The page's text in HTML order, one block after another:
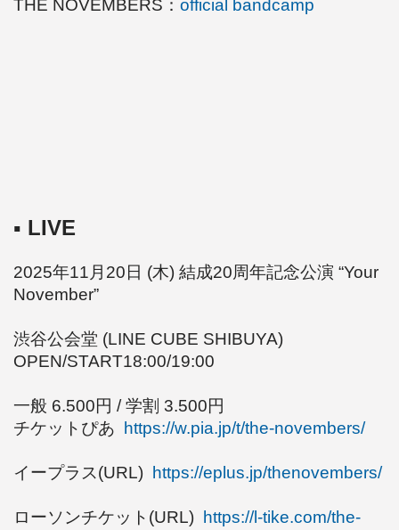
THE NOVEMBERS： official bandcamp
▪️ LIVE
2025年11月20日 (木) 結成20周年記念公演 “Your
November”
渋谷公会堂 (LINE CUBE SHIBUYA)
OPEN/START18:00/19:00
一般 6.500円 / 学割 3.500円
チケットぴあ
https://w.pia.jp/t/the-novembers/
イープラス(URL) https://eplus.jp/thenovembers/
ローソンチケット(URL)
https://l-tike.com/the-